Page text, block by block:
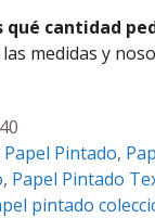
qué cantidad
medidas y
Papel Pintado,
, Papel Pintado
pintado